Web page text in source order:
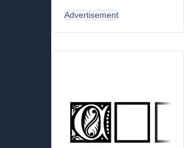
Advertisement